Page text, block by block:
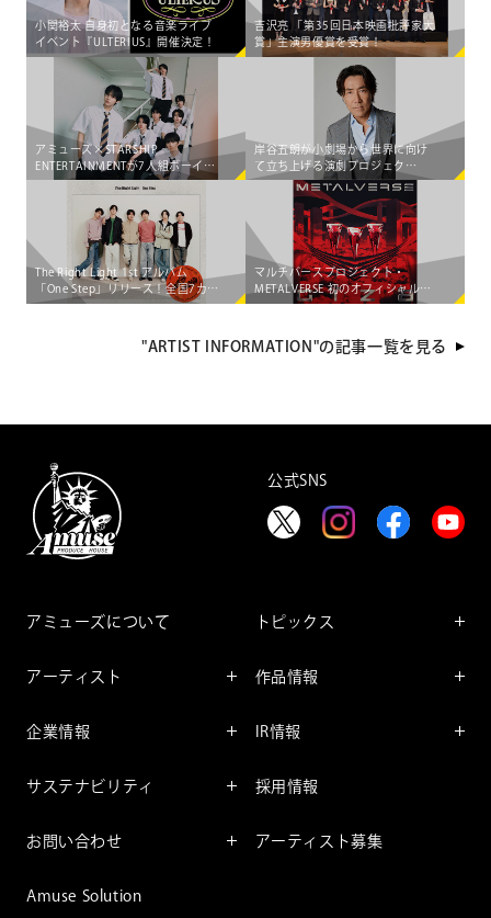
小関裕太 自身初となる音楽ライブ
イベント『ULTERIUS』開催決定！
吉沢亮 「第35回日本映画批評家大
賞」主演男優賞を受賞！
アミューズ×STARSHIP
ENTERTAINMENTが7人組ボーイズ
グループ「AEN」をマネジメント
する大型共同プロジェクト始動！
岸谷五朗が小劇場から世界に向け
て立ち上げる演劇プロジェク
ト"PRIME VINsTAGE"が始動！
The Right Light 1st アルバム
「One Step」リリース！全国7カ所
を巡る 初のライブツアー決定
マルチバースプロジェクト・
METALVERSE 初のオフィシャル配
信シングル＆MUSIC
に"出現"決定!!
"ARTIST INFORMATION"の記事一覧を見る
公式SNS
アミューズについて
アーティスト
企業情報
企業理念
サステナビリティ
アミューズのサステナビリテ
お問い合わせ
Amuse Solution
トピックス
レポート
作品情報
コミック
IR情報
IRマネージメント
採用情報
アーティスト募集